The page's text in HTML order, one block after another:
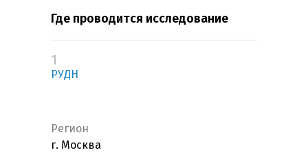
Где проводится исследование
1
РУДН
Регион
г. Москва